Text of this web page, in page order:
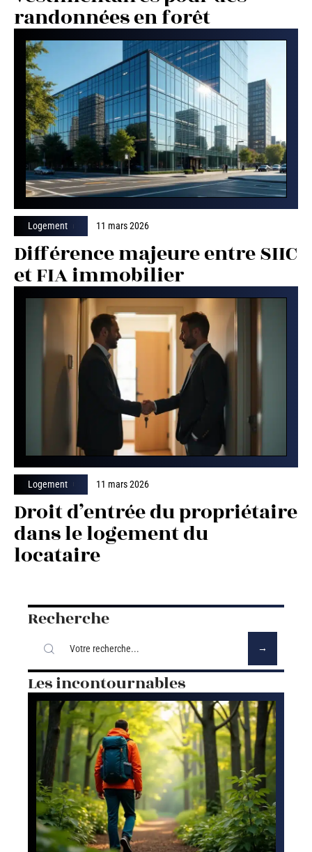
randonnées en forêt
Logement 11 mars 2026
Différence majeure entre SIIC
et FIA immobilier
Logement 11 mars 2026
Droit d’entrée du propriétaire
dans le logement du
locataire
Recherche
Les incontournables